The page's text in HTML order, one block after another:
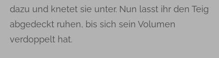
dazu und knetet sie unter. Nun lasst ihr den Teig
abgedeckt ruhen, bis sich sein Volumen
verdoppelt hat.